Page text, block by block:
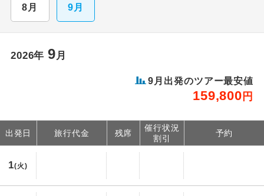
8月 9月
2026年 9 月
9月出発のツアー最安値
159,800 円
出発日 旅行代金 残席
催行状況
割引
予約
1(火)